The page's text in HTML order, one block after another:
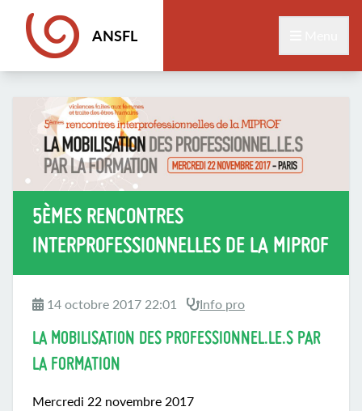
ANSFL
5ÈMES RENCONTRES
INTERPROFESSIONNELLES DE LA MIPROF
14 octobre 2017 22:01 Info pro
LA MOBILISATION DES PROFESSIONNEL.LE.S PAR
LA FORMATION
Mercredi 22 novembre 2017